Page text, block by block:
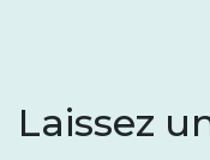
Laissez